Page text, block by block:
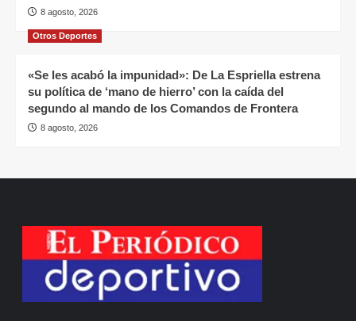
8 agosto, 2026
Otros Deportes
«Se les acabó la impunidad»: De La Espriella estrena
su política de ‘mano de hierro’ con la caída del
segundo al mando de los Comandos de Frontera
8 agosto, 2026